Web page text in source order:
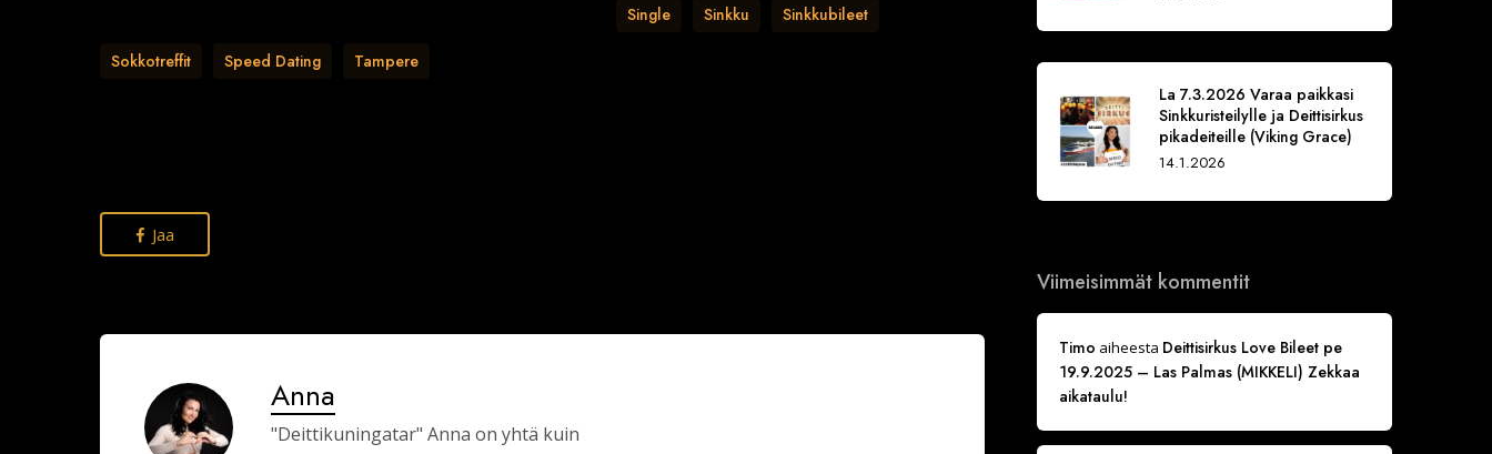
Single Sinkku Sinkkubileet
Sokkotreffit Speed Dating Tampere
Jaa
Anna
"Deittikuningatar" Anna on yhtä kuin
La 7.3.2026 Varaa paikkasi
Sinkkuristeilylle ja Deittisirkus
pikadeiteille (Viking Grace)
14.1.2026
Viimeisimmät kommentit
Timo aiheesta Deittisirkus Love Bileet pe
19.9.2025 – Las Palmas (MIKKELI) Zekkaa
aikataulu!